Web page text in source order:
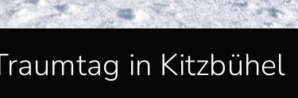
in Kitzbühel